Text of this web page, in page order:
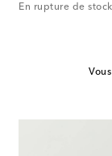
En rupture de stock